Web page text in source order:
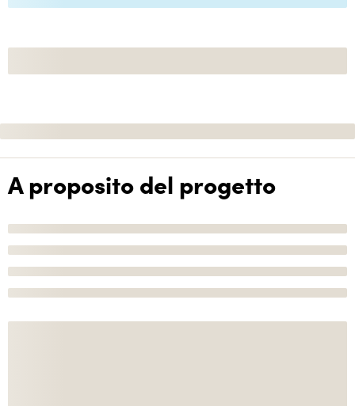
A proposito del progetto